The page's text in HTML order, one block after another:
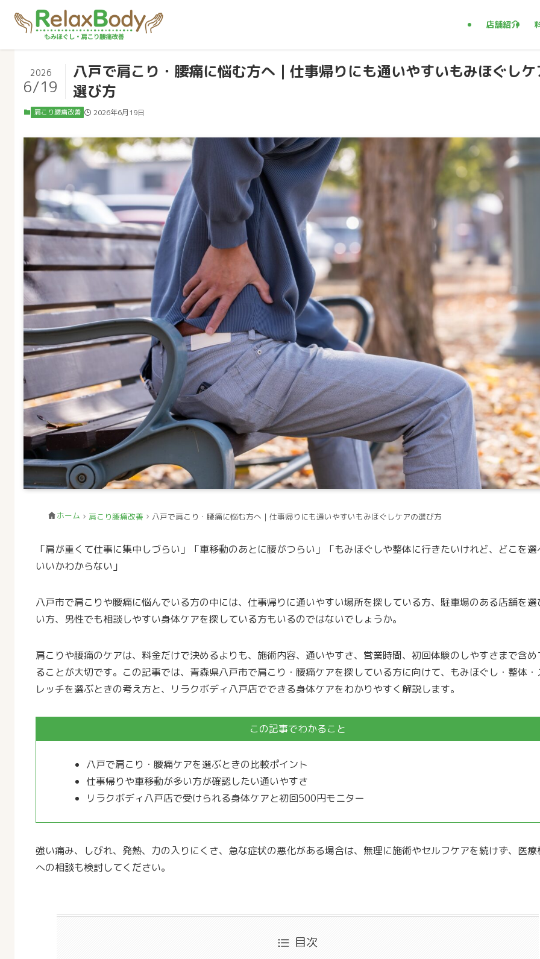
店舗紹介
八戸で肩こり・腰痛に悩む方へ｜仕事帰りにも通いやすいもみほぐし
選び方
2026
6/19
肩こり腰痛改善 2026年6月19日
ホーム 肩こり腰痛改善 八戸で肩こり・腰痛に悩む方へ｜仕事帰りにも通いやすいもみほぐしケアの選び方
「肩が重くて仕事に集中しづらい」「車移動のあとに腰がつらい」「もみほぐしや整体に行きたいけれど、どこを選
いいかわからない」
八戸市で肩こりや腰痛に悩んでいる方の中には、仕事帰りに通いやすい場所を探している方、駐車場のある店舗を選
い方、男性でも相談しやすい身体ケアを探している方もいるのではないでしょうか。
肩こりや腰痛のケアは、料金だけで決めるよりも、施術内容、通いやすさ、営業時間、初回体験のしやすさまで含め
ることが大切です。この記事では、青森県八戸市で肩こり・腰痛ケアを探している方に向けて、もみほぐし・整体・
レッチを選ぶときの考え方と、リラクボディ八戸店でできる身体ケアをわかりやすく解説します。
この記事でわかること
八戸で肩こり・腰痛ケアを選ぶときの比較ポイント
仕事帰りや車移動が多い方が確認したい通いやすさ
リラクボディ八戸店で受けられる身体ケアと初回500円モニター
強い痛み、しびれ、発熱、力の入りにくさ、急な症状の悪化がある場合は、無理に施術やセルフケアを続けず、医療
への相談も検討してください。
目次